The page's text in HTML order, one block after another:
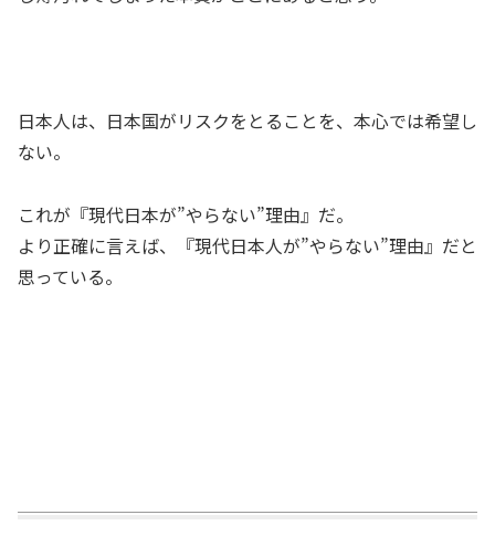
日本人は、日本国がリスクをとることを、本心では希望し
ない。
これが『現代日本が”やらない”理由』だ。
より正確に言えば、『現代日本人が”やらない”理由』だと
思っている。